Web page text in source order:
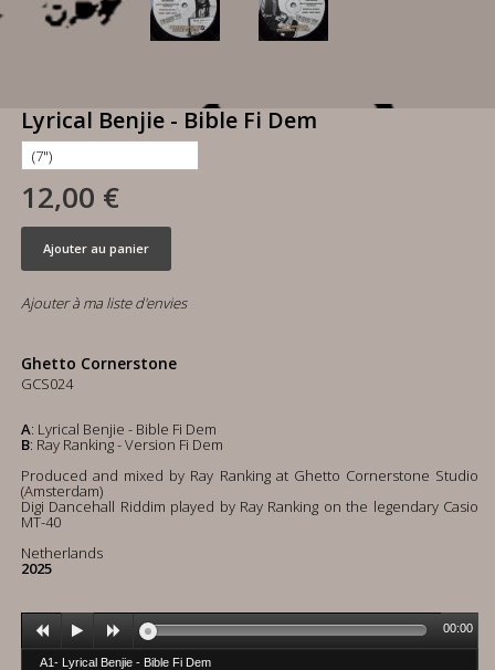
Lyrical Benjie - Bible Fi Dem
12,00 €
Ajouter au panier
Ajouter à ma liste d'envies
Ghetto Cornerstone
GCS024
A: Lyrical Benjie - Bible Fi Dem
B: Ray Ranking - Version Fi Dem
Produced and mixed by Ray Ranking at Ghetto Cornerstone Studio
(Amsterdam)
Digi Dancehall Riddim played by Ray Ranking on the legendary Casio
MT-40
Netherlands
2025
A1- Lyrical Benjie - Bible Fi Dem
00:00